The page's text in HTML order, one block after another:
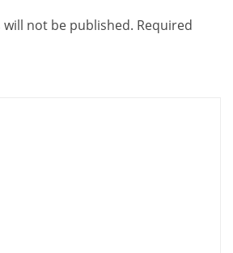
not be published. Required